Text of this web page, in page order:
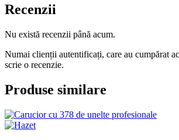
Recenzii
Nu există recenzii până acum.
Numai clienții autentificați, care au cumpărat
scrie o recenzie.
Produse similare